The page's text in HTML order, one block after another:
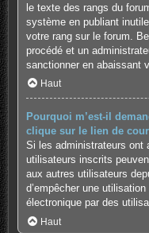
le texte des rangs du
système en publiant
votre rang sur le forum.
procédé et un
sanctionner en abaissant
Haut
Pourquoi m’est-il
clique sur le lien de
Si les administrateurs ont
utilisateurs inscrits
aux autres utilisateurs
d’empêcher une
électronique par des
Haut